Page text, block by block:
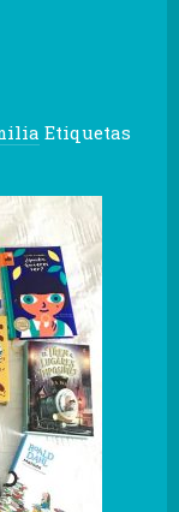
Etiquetas